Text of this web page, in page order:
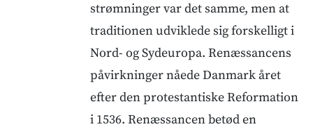
strømninger var det samme, men at
traditionen udviklede sig forskelligt i
Nord- og Sydeuropa. Renæssancens
påvirkninger nåede Danmark året
efter den protestantiske Reformation
i 1536. Renæssancen betød en